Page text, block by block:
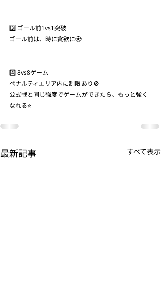
3️⃣ ゴール前1vs1突破
ゴール前は、時に貪欲に⚽️
4️⃣ 8vs8ゲーム
ペナルティエリア内に制限あり🚫
公式戦と同じ強度でゲームができたら、もっと強く
なれる⭐️
最新記事 すべて表示